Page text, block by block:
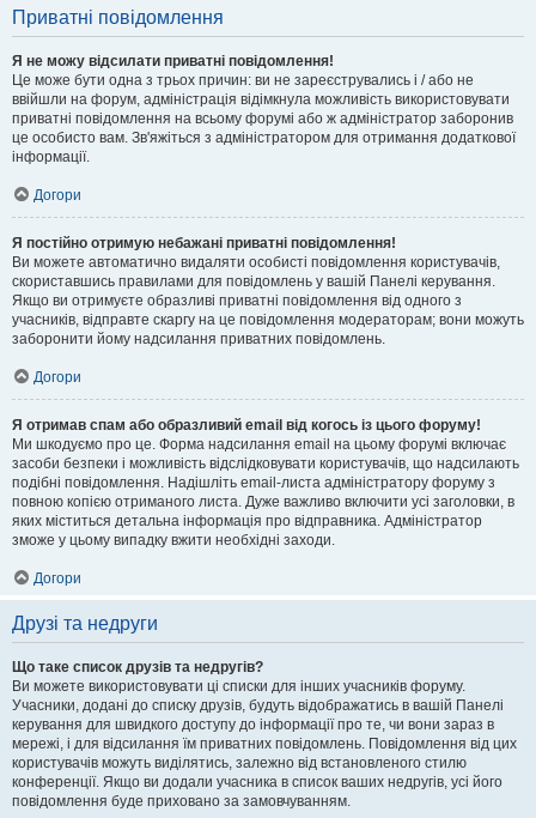
Приватні повідомлення
Я не можу відсилати приватні повідомлення!
Це може бути одна з трьох причин: ви не зареєструвались і / або не
ввійшли на форум, адміністрація відімкнула можливість використовувати
приватні повідомлення на всьому форумі або ж адміністратор заборонив
це особисто вам. Зв'яжіться з адміністратором для отримання додаткової
інформації.
Догори
Я постійно отримую небажані приватні повідомлення!
Ви можете автоматично видаляти особисті повідомлення користувачів,
скориставшись правилами для повідомлень у вашій Панелі керування.
Якщо ви отримуєте образливі приватні повідомлення від одного з
учасників, відправте скаргу на це повідомлення модераторам; вони можуть
заборонити йому надсилання приватних повідомлень.
Догори
Я отримав спам або образливий email від когось із цього форуму!
Ми шкодуємо про це. Форма надсилання email на цьому форумі включає
засоби безпеки і можливість відслідковувати користувачів, що надсилають
подібні повідомлення. Надішліть email-листа адміністратору форуму з
повною копією отриманого листа. Дуже важливо включити усі заголовки, в
яких міститься детальна інформація про відправника. Адміністратор
зможе у цьому випадку вжити необхідні заходи.
Догори
Друзі та недруги
Що таке список друзів та недругів?
Ви можете використовувати ці списки для інших учасників форуму.
Учасники, додані до списку друзів, будуть відображатись в вашій Панелі
керування для швидкого доступу до інформації про те, чи вони зараз в
мережі, і для відсилання їм приватних повідомлень. Повідомлення від цих
користувачів можуть виділятись, залежно від встановленого стилю
конференції. Якщо ви додали учасника в список ваших недругів, усі його
повідомлення буде приховано за замовчуванням.